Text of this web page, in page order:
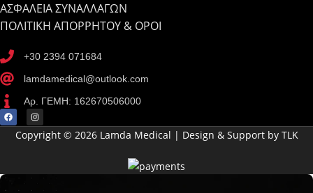
ΑΣΦΑΛΕΙΑ ΣΥΝΑΛΛΑΓΩΝ
ΠΟΛΙΤΙΚΗ ΑΠΟΡΡΗΤΟΥ & ΟΡΟΙ
+30 2394 071684
lamdamedical@outlook.com
Αρ. ΓΕΜΗ: 162670506000
Copyright © 2026 Lamda Medical | Design & Support by TLK